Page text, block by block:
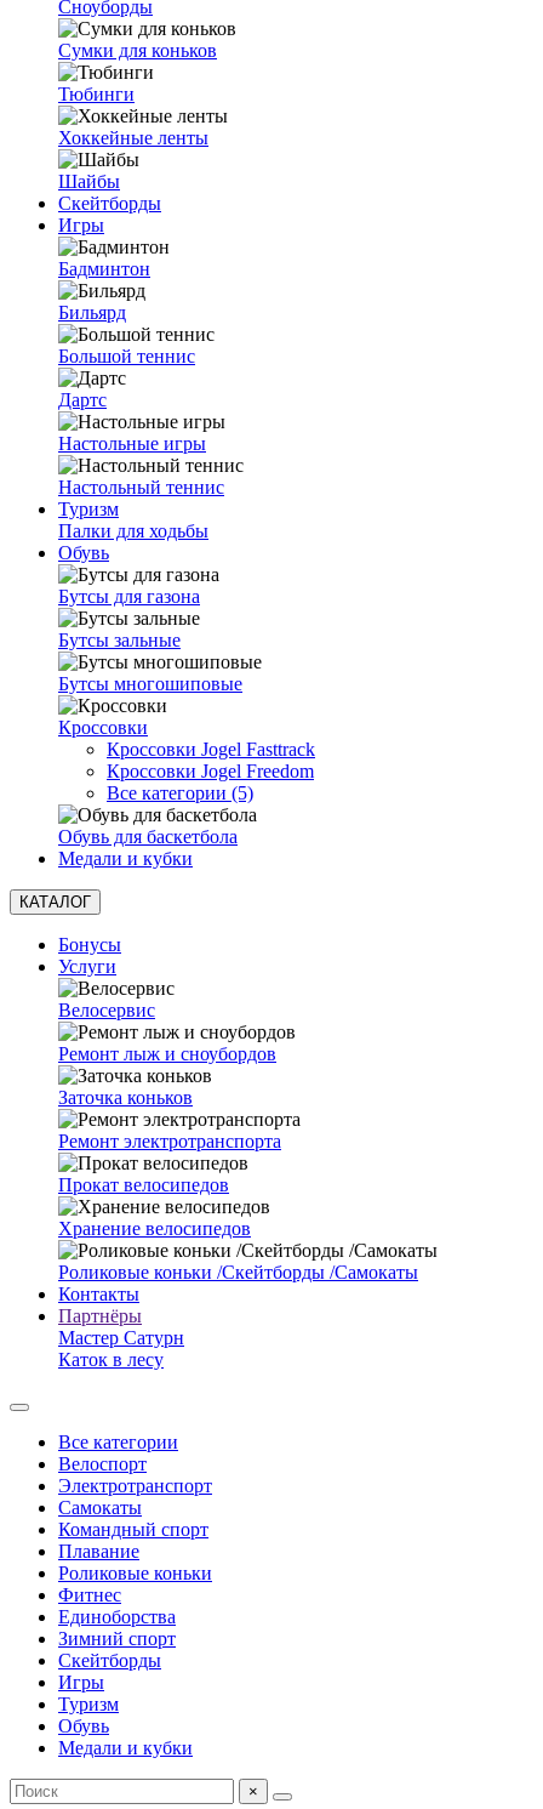
Сноуборды
Сумки для коньков
Тюбинги
Хоккейные ленты
Шайбы
Скейтборды
Игры
Бадминтон
Бильярд
Большой теннис
Дартс
Настольные игры
Настольный теннис
Туризм
Палки для ходьбы
Обувь
Бутсы для газона
Бутсы зальные
Бутсы многошиповые
Кроссовки
Кроссовки Jogel Fasttrack
Кроссовки Jogel Freedom
Все категории (5)
Обувь для баскетбола
Медали и кубки
КАТАЛОГ
Бонусы
Услуги
Велосервис
Ремонт лыж и сноубордов
Заточка коньков
Ремонт электротранспорта
Прокат велосипедов
Хранение велосипедов
Роликовые коньки /Скейтборды /Самокаты
Контакты
Партнёры
Мастер Сатурн
Каток в лесу
Все категории
Велоспорт
Электротранспорт
Самокаты
Командный спорт
Плавание
Роликовые коньки
Фитнес
Единоборства
Зимний спорт
Скейтборды
Игры
Туризм
Обувь
Медали и кубки
×